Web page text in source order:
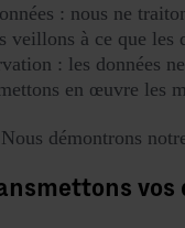
: nous ne
veillons à ce que les
: les données
en œuvre les
démontrons